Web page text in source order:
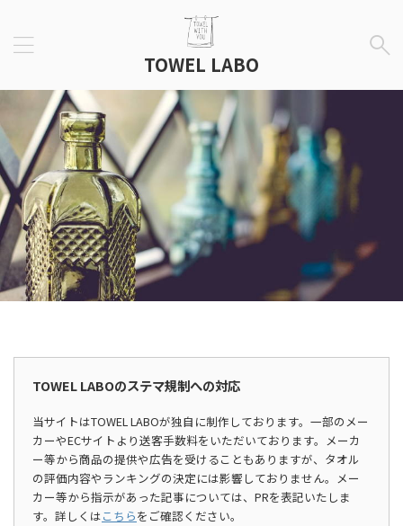
TOWEL LABO
TOWEL LABOのステマ規制への対応
当サイトはTOWEL LABOが独自に制作しております。一部のメー
カーやECサイトより送客手数料をいただいております。メーカ
ー等から商品の提供や広告を受けることもありますが、タオル
の評価内容やランキングの決定には影響しておりません。メー
カー等から指示があった記事については、PRを表記いたしま
す。詳しくはこちらをご確認ください。